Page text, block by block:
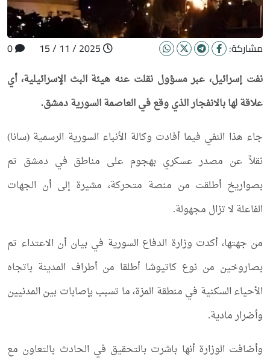
مشاركة:
نفت إسرائيل، عبر مسؤول نقلت عنه هيئة البث الإسرائيلية، أي
علاقة لها بالانفجار الذي وقع في العاصمة السورية دمشق.
جاء هذا النفي فيما أفادت وكالة الأنباء السورية الرسمية (سانا)
نقلاً عن مصدر عسكري بهجوم على مناطق في دمشق تم
بصواريخ أطلقت من منصة متحركة، مشيرة إلى أن الجهات
الفاعلة لا تزال مجهولة.
من جهتها، أكدت وزارة الدفاع السورية في بيان أن الاعتداء تم
بصاروخين من نوع كاتيوشا أطلقا من أطراف المدينة باتجاه
الأحياء السكنية في منطقة المزة، ما تسبب بإصابات بين المدنيين
وأضرار مادية.
وأضافت الوزارة أنها باشرت بالتحقيق في الحادث بالتعاون مع